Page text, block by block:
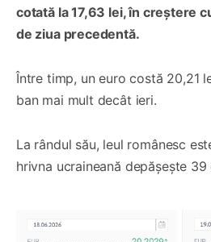
cotată la 17,63 lei, în creștere
de ziua precedentă.
Între timp, un euro costă 20,21
ban mai mult decât ieri.
La rândul său, leul românesc
hrivna ucraineană depășește 39